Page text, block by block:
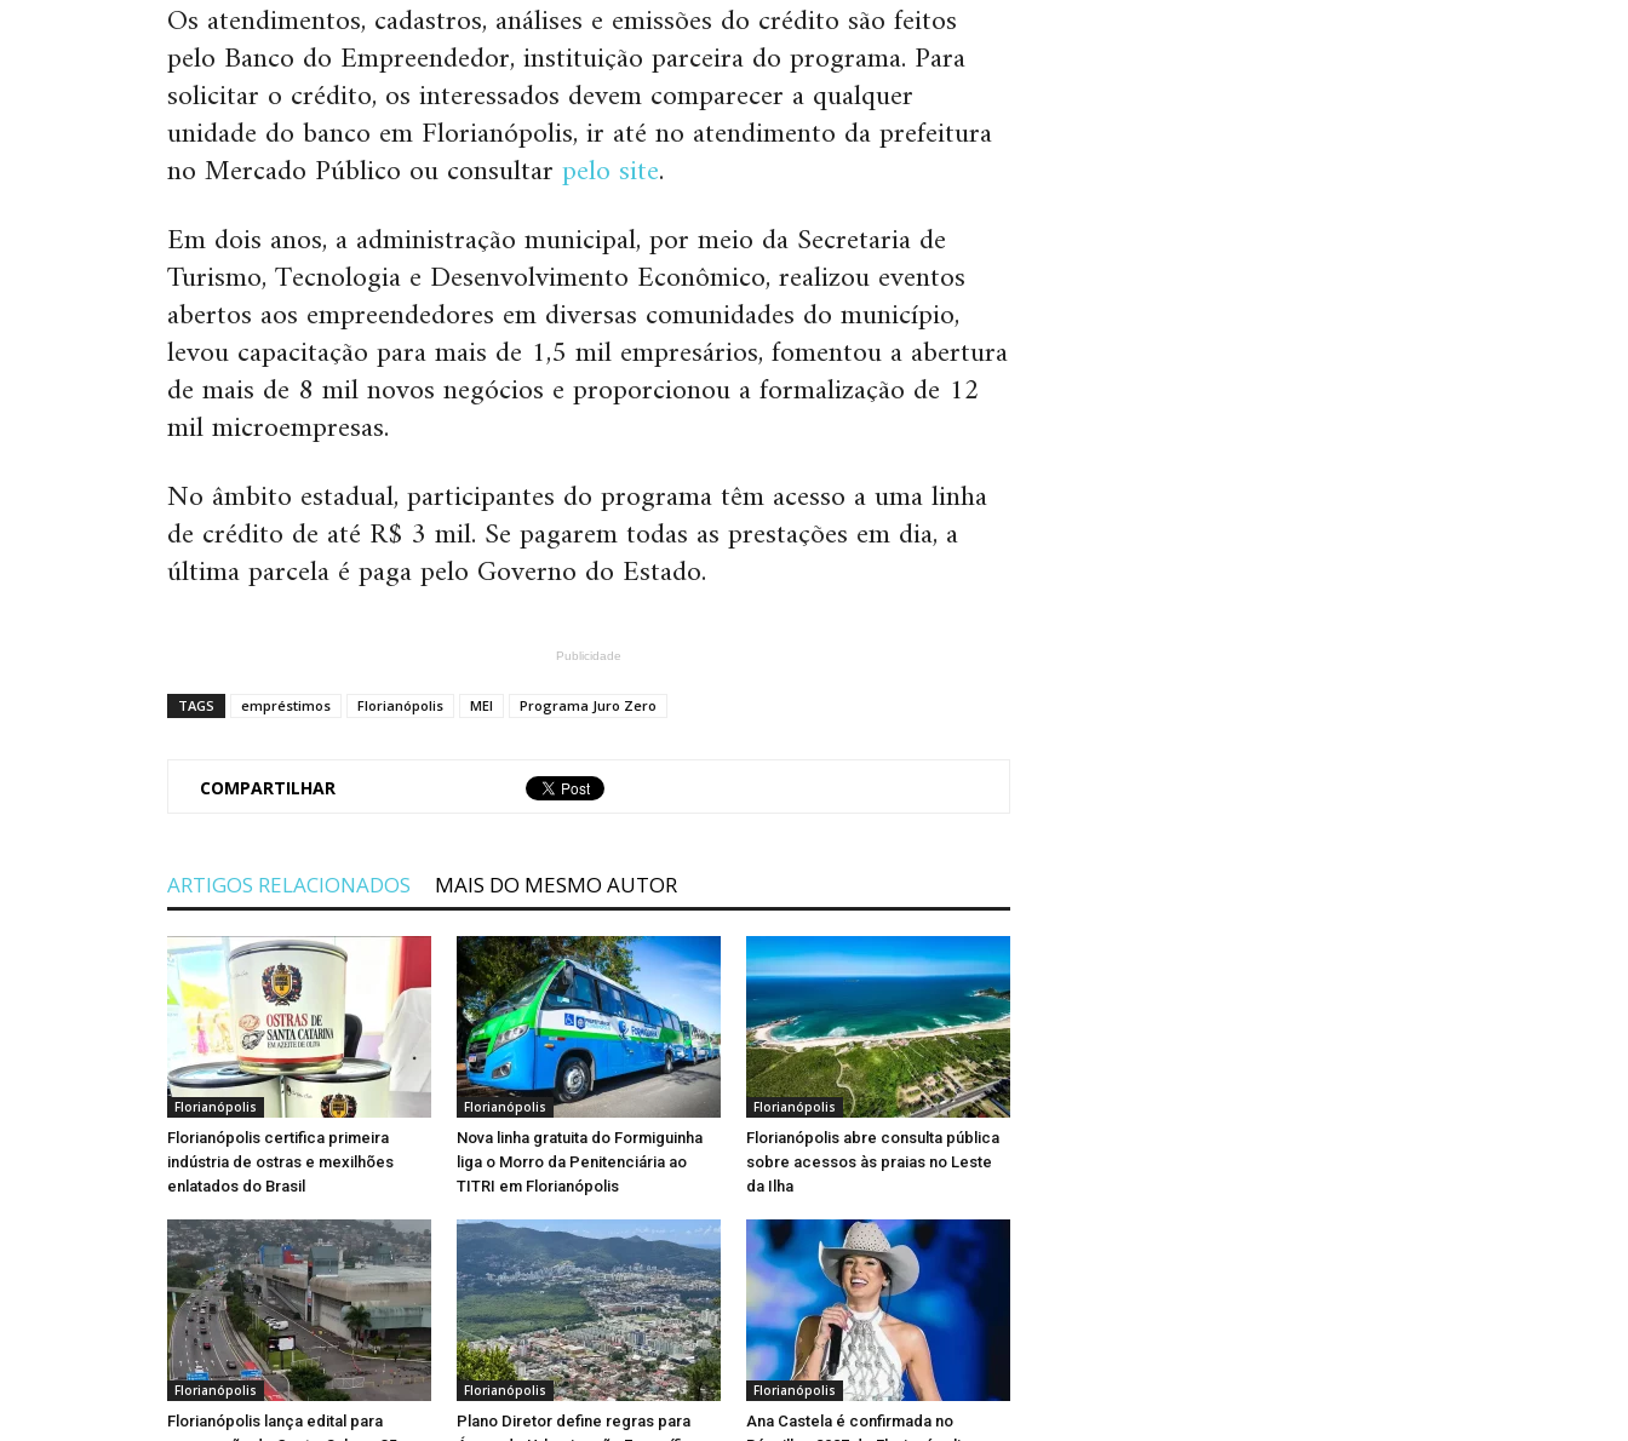
Os atendimentos, cadastros, análises e emissões do crédito são feitos
pelo Banco do Empreendedor, instituição parceira do programa. Para
solicitar o crédito, os interessados devem comparecer a qualquer
unidade do banco em Florianópolis, ir até no atendimento da prefeitura
no Mercado Público ou consultarpelo site.
Em dois anos, a administração municipal, por meio da Secretaria de
Turismo, Tecnologia e Desenvolvimento Econômico, realizou eventos
abertos aos empreendedores em diversas comunidades do município,
levou capacitação para mais de 1,5 mil empresários, fomentou a abertura
de mais de 8 mil novos negócios e proporcionou a formalização de 12
mil microempresas.
No âmbito estadual, participantes do programa têm acesso a uma linha
de crédito de até R$ 3 mil. Se pagarem todas as prestações em dia, a
última parcela é paga pelo Governo do Estado.
Publicidade
TAGS empréstimos Florianópolis MEI Programa Juro Zero
COMPARTILHAR
ARTIGOS RELACIONADOS MAIS DO MESMO AUTOR
Florianópolis
Florianópolis certifica primeira
indústria de ostras e mexilhões
enlatados do Brasil
Florianópolis
Nova linha gratuita do Formiguinha
liga o Morro da Penitenciária ao
TITRI em Florianópolis
Florianópolis
Florianópolis abre consulta pública
sobre acessos às praias no Leste
da Ilha
Florianópolis
Florianópolis lança edital para
Florianópolis
Plano Diretor define regras para
Florianópolis
Ana Castela é confirmada no